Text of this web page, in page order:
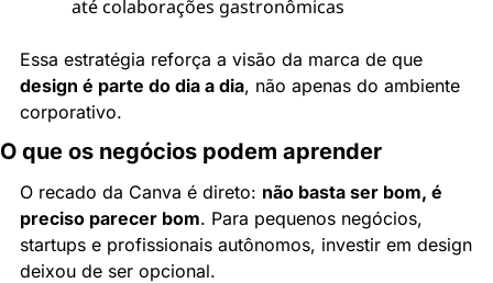
até colaborações gastronômicas
design é parte do dia a dia, não apenas do ambiente
corporativo.
O que os negócios podem aprender
O recado da Canva é direto: não basta ser bom, é
preciso parecer bom. Para pequenos negócios,
startups e profissionais autônomos, investir em design
deixou de ser opcional.